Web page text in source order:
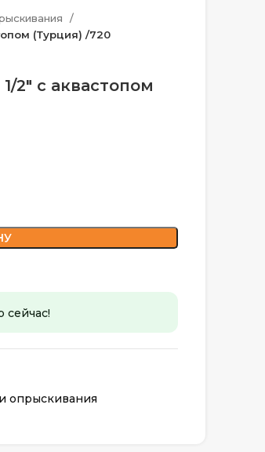
(Турция) /720
2″ с аквастопом
сейчас!
опрыскивания